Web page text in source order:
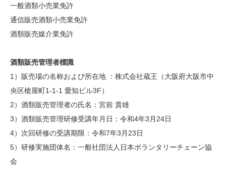
一般酒類小売業免許
通信販売酒類小売業免許
酒類販売媒介業免許
酒類販売管理者標識
1）販売場の名称および所在地 ：株式会社蔵王（大阪府大阪市中
央区槍屋町1-1-1 愛知ビル3F）
2）酒類販売管理者の氏名：宮前 貴雄
3）酒類販売管理研修受講年月日：令和4年3月24日
4）次回研修の受講期限：令和7年3月23日
5）研修実施団体名：一般社団法人日本ボランタリーチェーン協
会